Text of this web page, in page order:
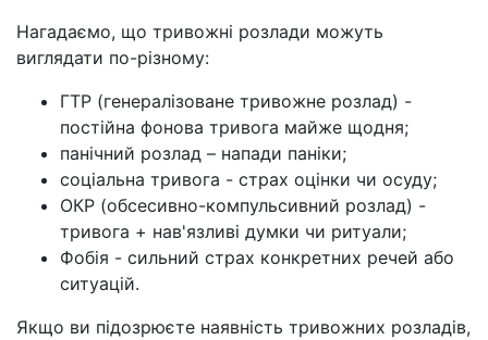
Нагадаємо, що тривожні розлади можуть
виглядати по-різному:
ГТР (генералізоване тривожне розлад) -
постійна фонова тривога майже щодня;
панічний розлад – напади паніки;
соціальна тривога - страх оцінки чи осуду;
ОКР (обсесивно-компульсивний розлад) -
тривога + нав'язливі думки чи ритуали;
Фобія - сильний страх конкретних речей або
ситуацій.
Якщо ви підозрюєте наявність тривожних розладів,